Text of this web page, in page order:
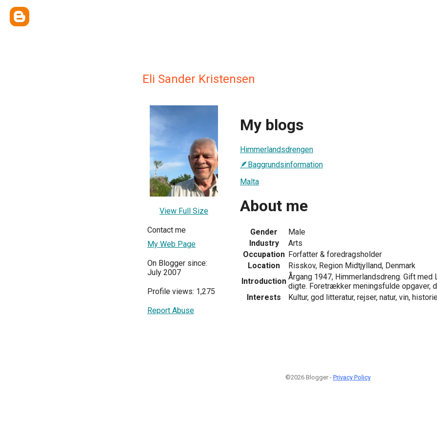
Eli Sander Kristensen
View Full Size
Contact me
My Web Page
On Blogger since:
July 2007
Profile views: 1,275
Report Abuse
My blogs
Himmerlandsdrengen
🪶Baggrundsinformation
Malta
About me
Gender
Male
Industry
Arts
Occupation Forfatter & foredragsholder
Location
Risskov, Region Midtjylland, Denmark
Introduction Årgang 1947, Himmerlandsdreng. Gift
digte. Foretrækker meningsfulde opgaver,
Interests
Kultur, god litteratur, rejser, natur, vin,
©2026 Blogger - Privacy Policy